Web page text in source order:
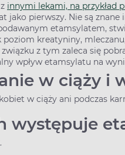
innymi lekami, na przykład
jako pierwszy. Nie są
etamsylatem,
kreatyniny,
z tym zaleca się
wpływ etamsylatu na
w ciąży i
w ciąży ani podczas
występuje